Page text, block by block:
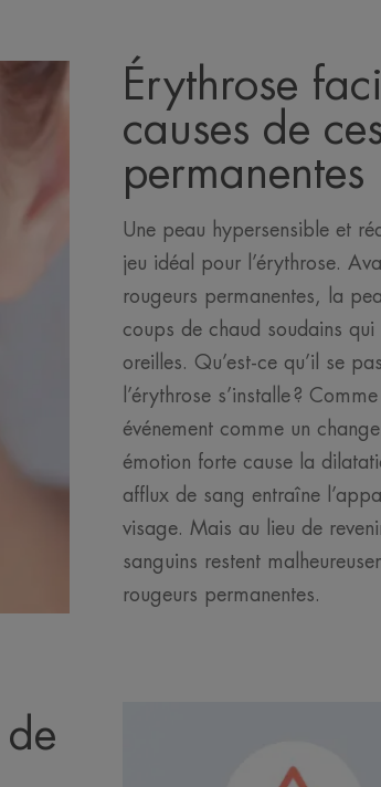
Érythrose
causes de
permanentes
Une peau hypersensible et
jeu idéal pour l’érythrose.
rougeurs permanentes, la
coups de chaud soudains qui
oreilles. Qu’est-ce qu’il se
l’érythrose s’installe ?
événement comme un
émotion forte cause la
afflux de sang entraîne
visage. Mais au lieu de
sanguins restent
rougeurs permanentes.
de